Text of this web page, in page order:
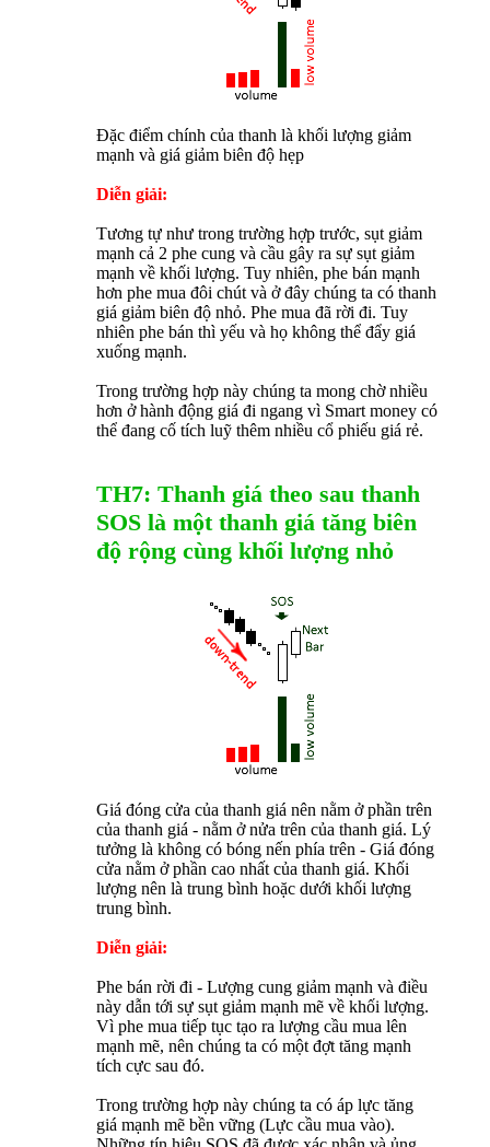
Đặc điểm chính của thanh là khối lượng giảm
mạnh và giá giảm biên độ hẹp
Diễn giải:
Tương tự như trong trường hợp trước, sụt giảm
mạnh cả 2 phe cung và cầu gây ra sự sụt giảm
mạnh về khối lượng. Tuy nhiên, phe bán mạnh
hơn phe mua đôi chút và ở đây chúng ta có thanh
giá giảm biên độ nhỏ. Phe mua đã rời đi. Tuy
nhiên phe bán thì yếu và họ không thể đẩy giá
xuống mạnh.
Trong trường hợp này chúng ta mong chờ nhiều
hơn ở hành động giá đi ngang vì Smart money có
thể đang cố tích luỹ thêm nhiều cổ phiếu giá rẻ.
TH7: Thanh giá theo sau thanh
SOS là một thanh giá tăng biên
độ rộng cùng khối lượng nhỏ
Giá đóng cửa của thanh giá nên nằm ở phần trên
của thanh giá - nằm ở nửa trên của thanh giá. Lý
tưởng là không có bóng nến phía trên - Giá đóng
cửa nằm ở phần cao nhất của thanh giá. Khối
lượng nên là trung bình hoặc dưới khối lượng
trung bình.
Diễn giải:
Phe bán rời đi - Lượng cung giảm mạnh và điều
này dẫn tới sự sụt giảm mạnh mẽ về khối lượng.
Vì phe mua tiếp tục tạo ra lượng cầu mua lên
mạnh mẽ, nên chúng ta có một đợt tăng mạnh
tích cực sau đó.
Trong trường hợp này chúng ta có áp lực tăng
giá mạnh mẽ bền vững (Lực cầu mua vào).